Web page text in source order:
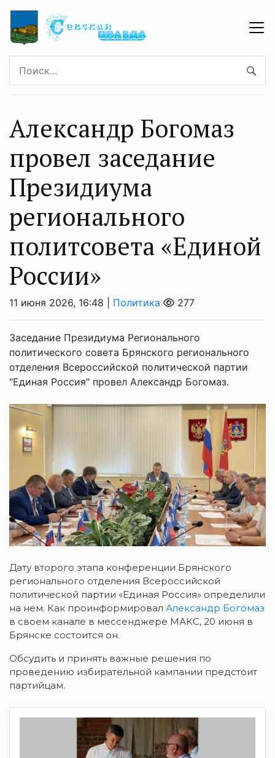
Александр Богомаз
провел заседание
Президиума
регионального
политсовета «Единой
России»
11 июня 2026, 16:48 | Политика 277
Заседание Президиума Регионального
политического совета Брянского регионального
отделения Всероссийской политической партии
"Единая Россия" провел Александр Богомаз.
Дату второго этапа конференции Брянского
регионального отделения Всероссийской
политической партии «Единая Россия» определили
на нем. Как проинформировал Александр Богомаз
в своем канале в мессенджере МАКС, 20 июня в
Брянске состоится он.
Обсудить и принять важные решения по
проведению избирательной кампании предстоит
партийцам.